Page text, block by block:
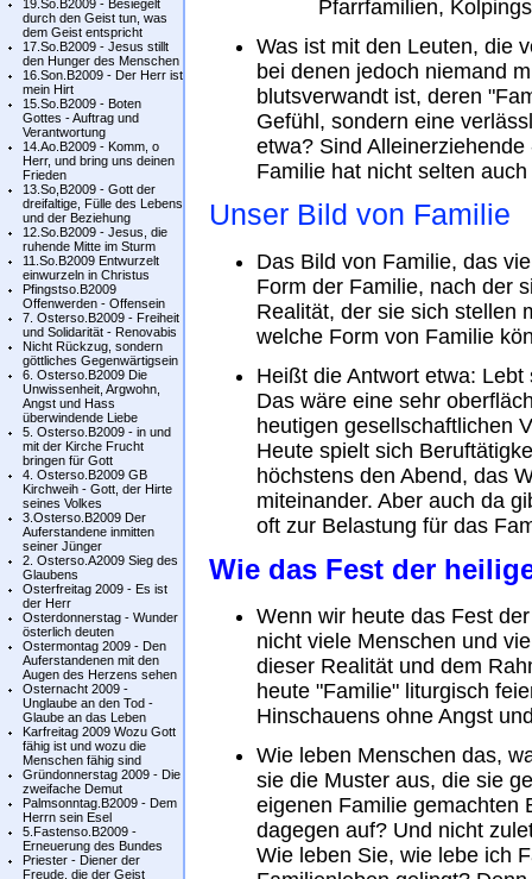
19.So.B2009 - Besiegelt
durch den Geist tun, was
dem Geist entspricht
17.So.B2009 - Jesus stillt
den Hunger des Menschen
16.Son.B2009 - Der Herr ist
mein Hirt
15.So.B2009 - Boten
Gottes - Auftrag und
Verantwortung
14.Ao.B2009 - Komm, o
Herr, und bring uns deinen
Frieden
13.So,B2009 - Gott der
dreifaltige, Fülle des Lebens
und der Beziehung
12.So.B2009 - Jesus, die
ruhende Mitte im Sturm
11.So.B2009 Entwurzelt
einwurzeln in Christus
Pfingstso.B2009
Offenwerden - Offensein
7. Osterso.B2009 - Freiheit
und Solidarität - Renovabis
Nicht Rückzug, sondern
göttliches Gegenwärtigsein
6. Osterso.B2009 Die
Unwissenheit, Argwohn,
Angst und Hass
überwindende Liebe
5. Osterso.B2009 - in und
mit der Kirche Frucht
bringen für Gott
4. Osterso.B2009 GB
Kirchweih - Gott, der Hirte
seines Volkes
3.Osterso.B2009 Der
Auferstandene inmitten
seiner Jünger
2. Osterso.A2009 Sieg des
Glaubens
Osterfreitag 2009 - Es ist
der Herr
Osterdonnerstag - Wunder
österlich deuten
Ostermontag 2009 - Den
Auferstandenen mit den
Augen des Herzens sehen
Osternacht 2009 -
Unglaube an den Tod -
Glaube an das Leben
Karfreitag 2009 Wozu Gott
fähig ist und wozu die
Menschen fähig sind
Gründonnerstag 2009 - Die
zweifache Demut
Palmsonntag.B2009 - Dem
Herrn sein Esel
5.Fastenso.B2009 -
Erneuerung des Bundes
Priester - Diener der
Freude, die der Geist
Pfarrfamilien,
Was ist mit den Leuten, die
bei denen jedoch niemand
blutsverwandt ist, deren
Gefühl, sondern eine
etwa? Sind
Familie hat nicht selten
Unser Bild von Familie
Das Bild von Familie, das
Form der Familie, nach der
Realität, der sie sich stellen
welche Form von Familie
Heißt die Antwort etwa:
Das wäre eine sehr
heutigen gesellschaftlichen
Heute spielt sich
höchstens den Abend, das
miteinander. Aber auch da
oft zur Belastung für das
Wie das Fest der
Wenn wir heute das Fest
nicht viele Menschen und
dieser Realität und dem
heute "Familie" liturgisch
Hinschauens ohne Angst
Wie leben Menschen das,
sie die Muster aus, die sie
eigenen Familie gemachten
dagegen auf? Und nicht
Wie leben Sie, wie lebe ich